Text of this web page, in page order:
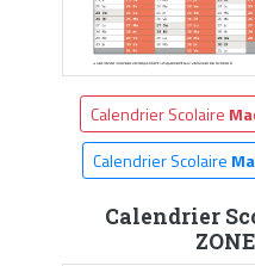
Calendrier Scolaire
Calendrier Scolaire
Calendrier